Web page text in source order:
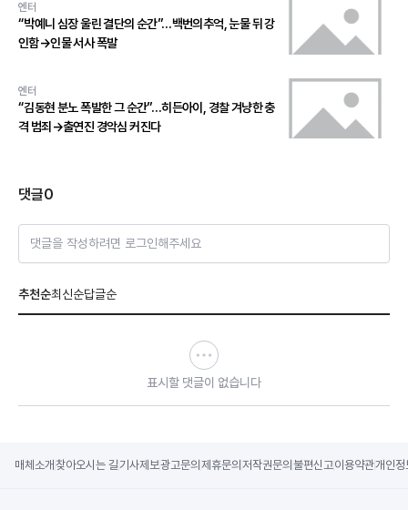
엔터
“박예니 심장 울린 결단의 순간”…백번의추억, 눈물 뒤 강
인함→인물 서사 폭발
엔터
“김동현 분노 폭발한 그 순간”…히든아이, 경찰 겨냥한 충
격 범죄→출연진 경악심 커진다
댓글0
댓글을 작성하려면 로그인해주세요
추천순최신순답글순
표시할 댓글이 없습니다
매체소개 찾아오시는 길기사제보광고문의 제휴문의 저작권문의 불편신고이용약관개인정